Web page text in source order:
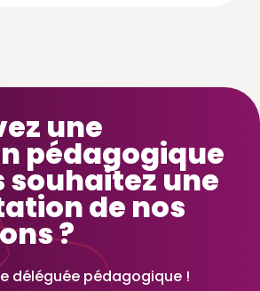
une
pédagogique
souhaitez une
de nos
?
déléguée pédagogique !